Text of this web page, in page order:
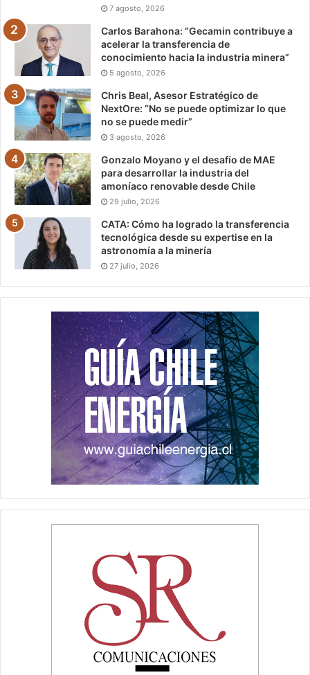
7 agosto, 2026
Carlos Barahona: “Gecamin contribuye a
acelerar la transferencia de
conocimiento hacia la industria minera”
5 agosto, 2026
Chris Beal, Asesor Estratégico de
NextOre: “No se puede optimizar lo que
no se puede medir”
3 agosto, 2026
Gonzalo Moyano y el desafío de MAE
para desarrollar la industria del
amoníaco renovable desde Chile
29 julio, 2026
CATA: Cómo ha logrado la transferencia
tecnológica desde su expertise en la
astronomía a la minería
27 julio, 2026